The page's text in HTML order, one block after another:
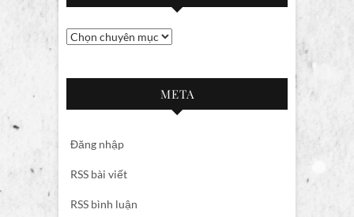
Chuyên
META
Đăng nhập
RSS bài viết
RSS bình luận